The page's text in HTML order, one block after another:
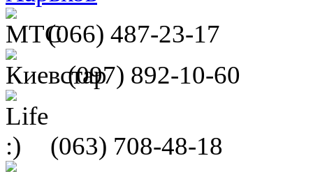
(066) 487-23-17
(097) 892-10-60
(063) 708-48-18